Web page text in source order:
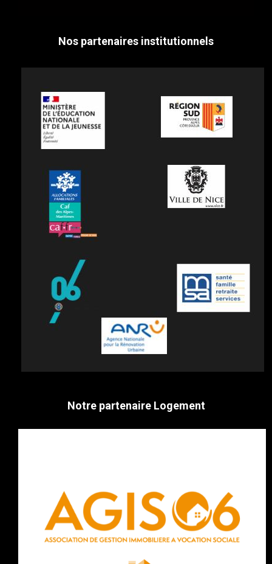
Nos partenaires institutionnels
Notre partenaire Logement